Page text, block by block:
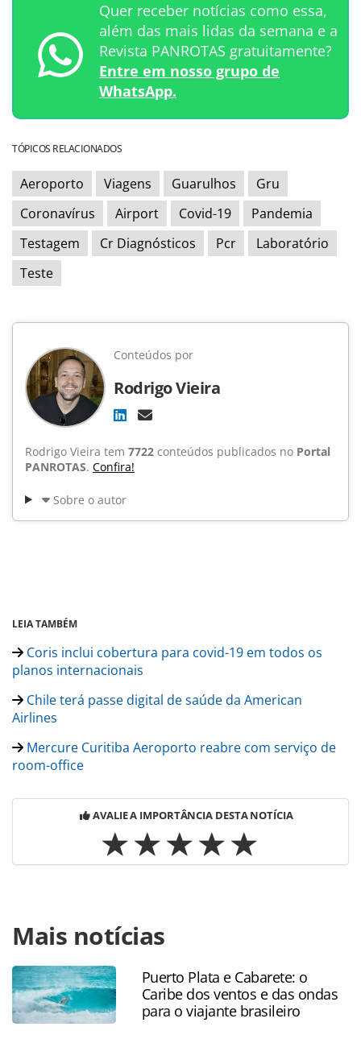
Quer receber notícias como essa,
além das mais lidas da semana e a
Revista PANROTAS gratuitamente?
Entre em nosso grupo de
WhatsApp.
TÓPICOS RELACIONADOS
Aeroporto Viagens Guarulhos
Gru
Coronavírus
Airport Covid-19
Pandemia
Testagem
Cr Diagnósticos Pcr
Laboratório
Teste
Conteúdos por
Rodrigo Vieira
Rodrigo Vieira tem 7722 conteúdos publicados no Portal
PANROTAS. Confira!
Sobre o autor
LEIA TAMBÉM
Coris inclui cobertura para covid-19 em todos os
planos internacionais
Chile terá passe digital de saúde da American
Airlines
Mercure Curitiba Aeroporto reabre com serviço de
room-office
AVALIE A IMPORTÂNCIA DESTA NOTÍCIA
https://www.panrotas.com.br/coronavirus/aeroportos/
de-covid-19-em-gru-sao-suspensos-devido-a-alta-
demanda_178300.html ou as ferramentas oferecidas na
página. Todo o conteúdo produzido pela PANROTAS
Editora é protegido pela legislação brasileira sobre direito
autoral. Não reproduza o conteúdo sem autorização da
Mais notícias
Puerto Plata e Cabarete: o
Caribe dos ventos e das ondas
para o viajante brasileiro